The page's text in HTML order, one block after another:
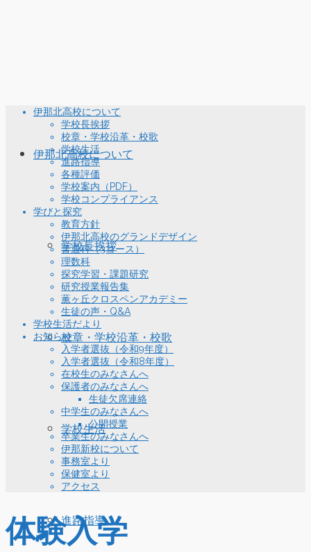
伊那北高校について
学校長挨拶
校章・学校沿革・校歌
学校生活
進路指導
伊那北高校について
学校長挨拶
校章・学校沿革・校歌
学校生活
進路指導
各種評価
学校案内（PDF）
学校コンプライアンス
学びと探究
教育方針
伊那北高校のグランドデザイン
普通科（3コース）
理数科
探究学習・課題研究
研究授業報告集
薫ヶ丘クロスペンアカデミー
生徒の声・Q&A
学校生活だより
お知らせ
入学者選抜（令和9年度）
入学者選抜（令和8年度）
在校生のみなさんへ
保護者のみなさんへ
生徒欠席連絡
中学生のみなさんへ
公開授業
卒業生のみなさんへ
伊那新校について
事務室より
保健室より
アクセス
体験入学